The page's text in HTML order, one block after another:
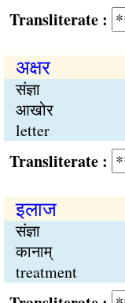
:
अक्षर
संज्ञा
आखोर
letter
:
इलाज
संज्ञा
कानाम्
treatment